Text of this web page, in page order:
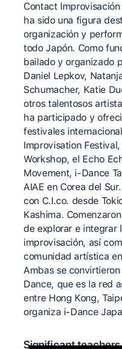
Contact
ha sido una figura
organización y
todo Japón. Como
bailado y organizado
Daniel Lepkov,
Schumacher, Katie
otros talentosos
ha participado y
festivales
Improvisation
Workshop, el Echo
Movement, i-Dance
AIAE en Corea del
con C.I.co. desde
Kashima.
de explorar e integrar
improvisación, así
comunidad artística
Ambas se
Dance, que es la red
entre Hong Kong,
organiza i-Dance
Significant teachers